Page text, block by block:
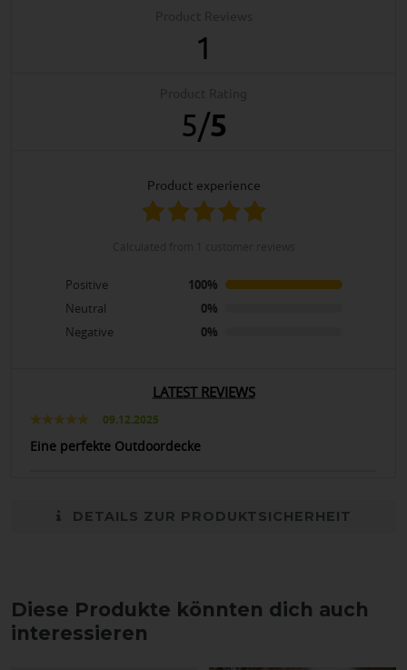
1
5/5
product experience
Positive
100%
Neutral
0%
Negative
0%
LATEST REVIEWS
09.12.2025
Eine perfekte Outdoordecke
DETAILS ZUR PRODUKTSICHERHEIT
Diese Produkte könnten dich auch
interessieren